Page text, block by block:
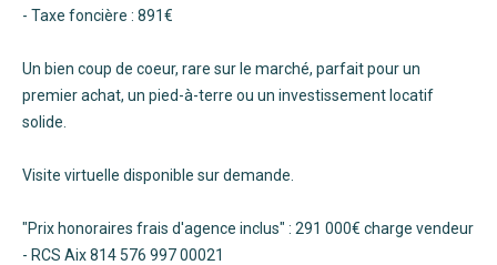
- Taxe foncière : 891€
Un bien coup de coeur, rare sur le marché, parfait pour un
premier achat, un pied-à-terre ou un investissement locatif
solide.
Visite virtuelle disponible sur demande.
"Prix honoraires frais d'agence inclus" : 291 000€ charge vendeur
- RCS Aix 814 576 997 00021